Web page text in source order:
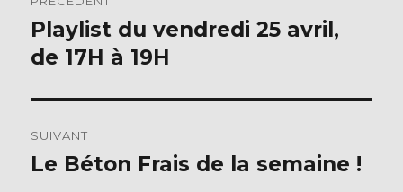
o
k
de
l’article
Publication
précédente :
Playlist du vendredi 25 avril,
de 17H à 19H
SUIVANT
Publication
Le Béton Frais de la semaine !